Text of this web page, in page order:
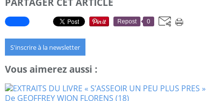
Repost 0
S'inscrire à la newsletter
Vous aimerez aussi :